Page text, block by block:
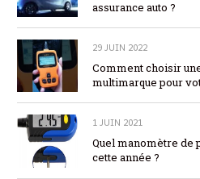
assurance auto ?
29 JUIN 2022
Comment choisir
multimarque pour
1 JUIN 2021
Quel manomètre de
cette année ?